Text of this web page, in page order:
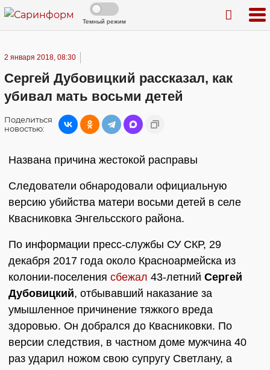
Темный режим
2 января 2018, 08:30
Сергей Дубовицкий рассказал, как
убивал мать восьми детей
Поделиться
новостью:
Названа причина жестокой расправы
Следователи обнародовали официальную
версию убийства матери восьми детей в селе
Квасниковка Энгельсского района.
По информации пресс-службы СУ СКР, 29
декабря 2017 года около Красноармейска из
колонии-поселения сбежал 43-летний Сергей
Дубовицкий, отбывавший наказание за
умышленное причинение тяжкого вреда
здоровью. Он добрался до Квасниковки. По
версии следствия, в частном доме мужчина 40
раз ударил ножом свою супругу Светлану, а